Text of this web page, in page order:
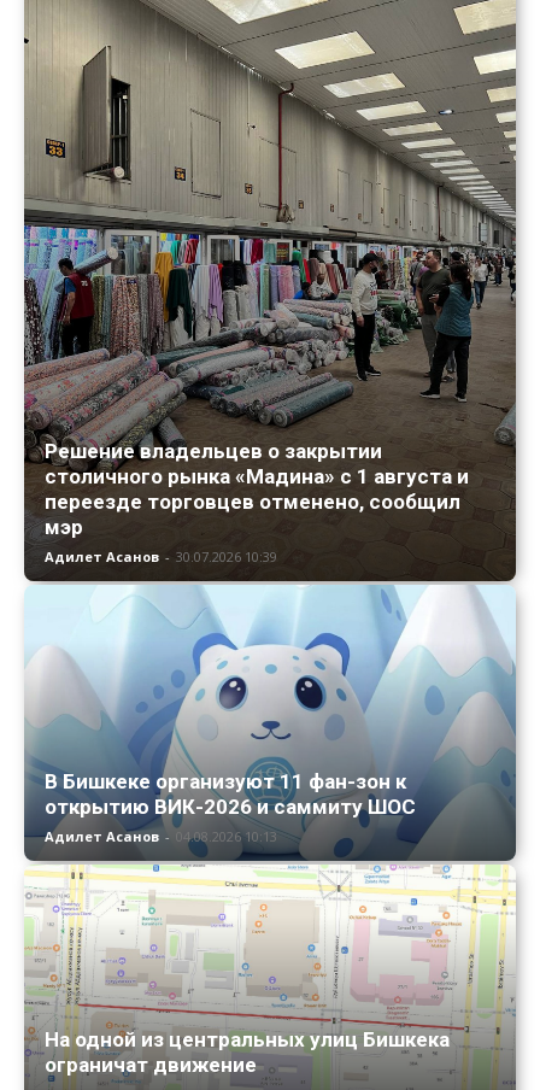
Решение владельцев о закрытии
столичного рынка «Мадина» с 1 августа и
переезде торговцев отменено, сообщил
мэр
Адилет Асанов - 30.07.2026 10:39
В Бишкеке организуют 11 фан-зон к
открытию ВИК-2026 и саммиту ШОС
Адилет Асанов - 04.08.2026 10:13
На одной из центральных улиц Бишкека
ограничат движение